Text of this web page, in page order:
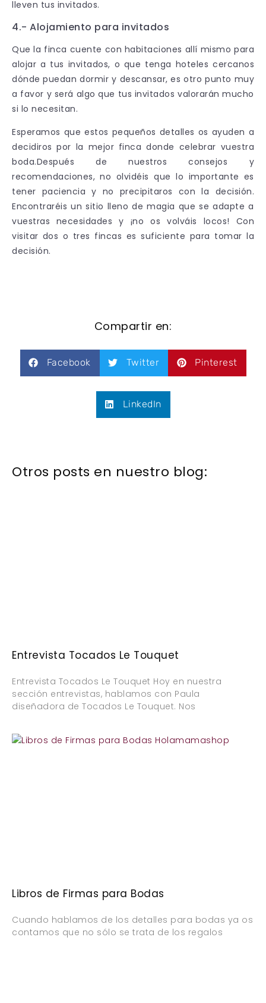
lleven tus invitados.
4.- Alojamiento para invitados
Que la finca cuente con habitaciones allí mismo para
alojar a tus invitados, o que tenga hoteles cercanos
dónde puedan dormir y descansar, es otro punto muy
a favor y será algo que tus invitados valorarán mucho
si lo necesitan.
Esperamos que estos pequeños detalles os ayuden a
decidiros por la mejor finca donde celebrar vuestra
boda.Después de nuestros consejos y
recomendaciones, no olvidéis que lo importante es
tener paciencia y no precipitaros con la decisión.
Encontraréis un sitio lleno de magia que se adapte a
vuestras necesidades y ¡no os volváis locos! Con
visitar dos o tres fincas es suficiente para tomar la
decisión.
Compartir en:
Facebook Twitter Pinterest
LinkedIn
Otros posts en nuestro blog:
Entrevista Tocados Le Touquet
Entrevista Tocados Le Touquet Hoy en nuestra
sección entrevistas, hablamos con Paula
diseñadora de Tocados Le Touquet. Nos
Libros de Firmas para Bodas
Cuando hablamos de los detalles para bodas ya os
contamos que no sólo se trata de los regalos